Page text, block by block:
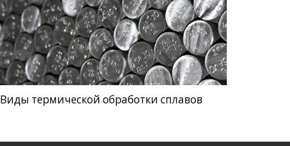
Виды термической обработки сплавов